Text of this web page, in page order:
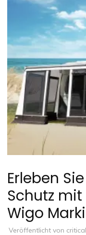
Erleben
Schutz
Wigo
Veröffentlicht von